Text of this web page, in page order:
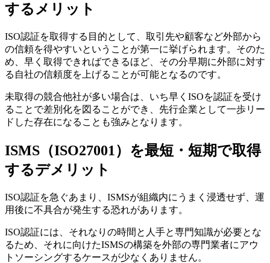
するメリット
ISO認証を取得する目的として、 取引先や顧客など外部から
の信頼を得やすいということ が第一に挙げられます。そのた
め、早く取得できればできるほど、その分早期に外部に対す
る自社の信頼度を上げることが可能となるのです。
未取得の競合他社が多い場合は、いち早くISOを認証を受け
ることで差別化を図ることができ、先行企業として一歩リー
ドした存在になることも強みとなります。
ISMS（ISO27001）を最短・短期で取得
するデメリット
ISO認証を急ぐあまり、ISMSが組織内にうまく浸透せず、運
用後に不具合が発生する恐れがあります。
ISO認証には、それなりの時間と人手と専門知識が必要とな
るため、それに向けたISMSの構築を外部の専門業者にアウ
トソーシングするケースが少なくありません。